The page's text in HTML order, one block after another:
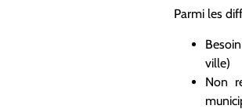
Parmi les
ville)
Non